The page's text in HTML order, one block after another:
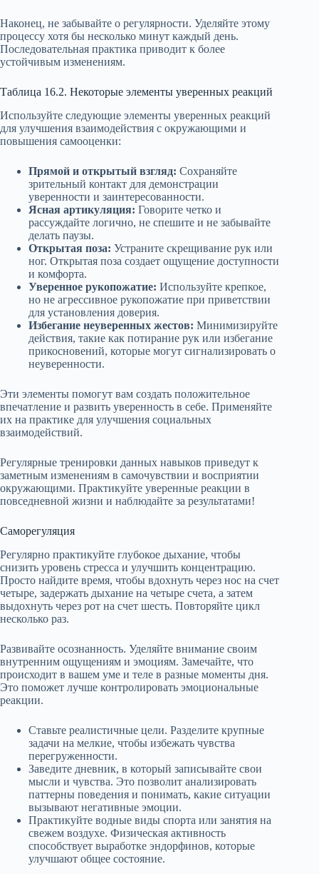
Наконец, не забывайте о регулярности. Уделяйте этому
процессу хотя бы несколько минут каждый день.
Последовательная практика приводит к более
устойчивым изменениям.
Таблица 16.2. Некоторые элементы уверенных реакций
Используйте следующие элементы уверенных реакций
для улучшения взаимодействия с окружающими и
повышения самооценки:
Прямой и открытый взгляд: Сохраняйте
зрительный контакт для демонстрации
уверенности и заинтересованности.
Ясная артикуляция: Говорите четко и
рассуждайте логично, не спешите и не забывайте
делать паузы.
Открытая поза: Устраните скрещивание рук или
ног. Открытая поза создает ощущение доступности
и комфорта.
Уверенное рукопожатие: Используйте крепкое,
но не агрессивное рукопожатие при приветствии
для установления доверия.
Избегание неуверенных жестов: Минимизируйте
действия, такие как потирание рук или избегание
прикосновений, которые могут сигнализировать о
неуверенности.
Эти элементы помогут вам создать положительное
впечатление и развить уверенность в себе. Применяйте
их на практике для улучшения социальных
взаимодействий.
Регулярные тренировки данных навыков приведут к
заметным изменениям в самочувствии и восприятии
окружающими. Практикуйте уверенные реакции в
повседневной жизни и наблюдайте за результатами!
Саморегуляция
Регулярно практикуйте глубокое дыхание, чтобы
снизить уровень стресса и улучшить концентрацию.
Просто найдите время, чтобы вдохнуть через нос на счет
четыре, задержать дыхание на четыре счета, а затем
выдохнуть через рот на счет шесть. Повторяйте цикл
несколько раз.
Развивайте осознанность. Уделяйте внимание своим
внутренним ощущениям и эмоциям. Замечайте, что
происходит в вашем уме и теле в разные моменты дня.
Это поможет лучше контролировать эмоциональные
реакции.
Ставьте реалистичные цели. Разделите крупные
задачи на мелкие, чтобы избежать чувства
перегруженности.
Заведите дневник, в который записывайте свои
мысли и чувства. Это позволит анализировать
паттерны поведения и понимать, какие ситуации
вызывают негативные эмоции.
Практикуйте водные виды спорта или занятия на
свежем воздухе. Физическая активность
способствует выработке эндорфинов, которые
улучшают общее состояние.